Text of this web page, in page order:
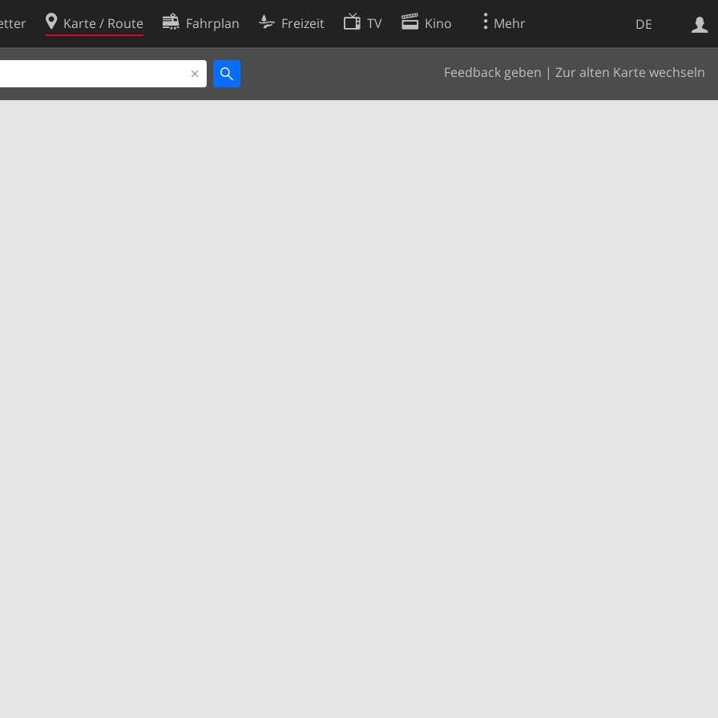
DE
Karte / Route Fahrplan Freizeit TV Kino Mehr
Feedback geben | Zur alten Karte wechseln
Websuche
Cookie-Richtlinie
Cookie-Einstellungen